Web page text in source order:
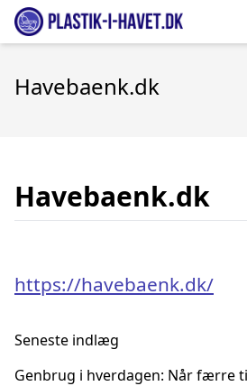
Havebaenk.dk
Havebaenk.dk
https://havebaenk.dk/
Seneste indlæg
Genbrug i hverdagen: Når færre